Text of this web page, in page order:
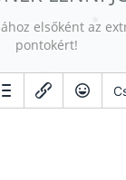
elsőként az
pontokért!